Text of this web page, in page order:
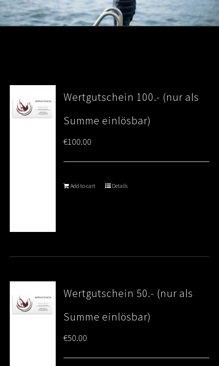
Wertgutschein 100.- (nur als
Summe einlösbar)
€100.00
Add to cart Details
Wertgutschein 50.- (nur als
Summe einlösbar)
€50.00